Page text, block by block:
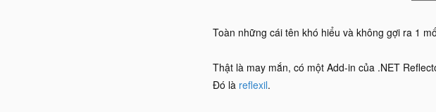
Toàn những cái tên khó hiểu và không gợi ra 1
Thật là may mắn, có một Add-in của .NET
Đó là reflexil.